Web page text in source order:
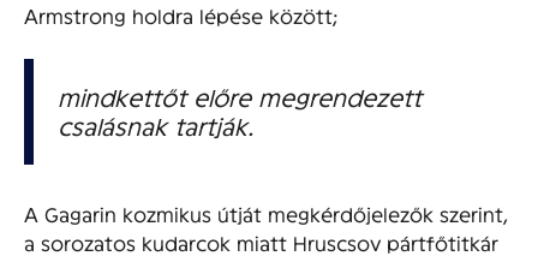
Armstrong holdra lépése között;
mindkettőt előre megrendezett
csalásnak tartják.
A Gagarin kozmikus útját megkérdőjelezők szerint,
a sorozatos kudarcok miatt Hruscsov pártfőtitkár